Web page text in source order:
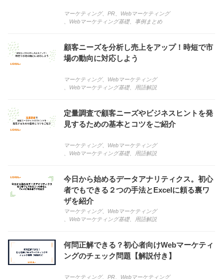
マーケティング、 PR
Webマーケティング
Webマーケティング基礎、 事例まとめ
顧客ニーズを分析し売上をアップ！時短で市
場の動向に対応しよう
マーケティング、 Webマーケティング
Webマーケティング基礎、 用語解説
定量調査で顧客ニーズやビジネスヒントを発
見するための基本とコツをご紹介
マーケティング、 Webマーケティング
Webマーケティング基礎、 用語解説
今日から始めるデータアナリティクス。初心
者でもできる２つの手法とExcelに頼る裏ワ
ザを紹介
マーケティング、 Webマーケティング
Webマーケティング基礎、 用語解説
何問正解できる？初心者向けWebマーケティ
ングのチェック問題【解説付き】
マーケティング、 PR
Webマーケティング